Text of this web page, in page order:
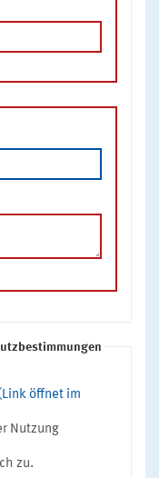
öffnet im
Nutzung
zu.